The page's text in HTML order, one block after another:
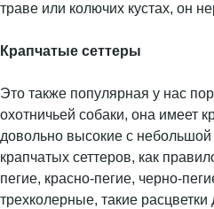
траве или колючих кустах, он
Крапчатые сеттеры
Это также популярная у нас
охотничьей собаки, она имеет
довольно высокие с небольшой
крапчатых сеттеров, как
пегие, красно-пегие, черно-
трехколерные, такие